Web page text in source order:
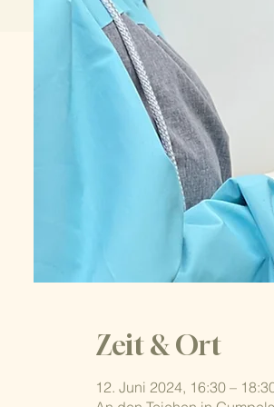
Zeit & Ort
12. Juni 2024, 16:30 –